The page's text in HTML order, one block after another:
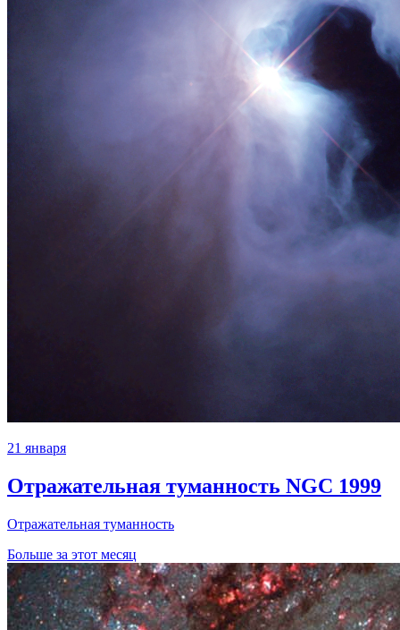
21 января
Отражательная туманность NGC 1999
Отражательная туманность
Больше за этот месяц